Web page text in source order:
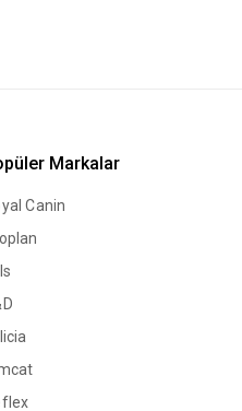
Markalar
Canin